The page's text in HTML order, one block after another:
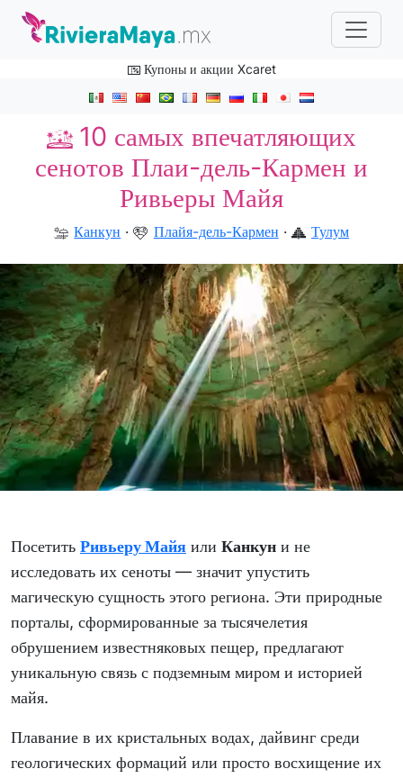
Купоны и акции Xcaret
10 самых впечатляющих
сенотов Плаи-дель-Кармен и
Ривьеры Майя
Канкун · Плайя-дель-Кармен · Тулум
Посетить Ривьеру Майя или Канкун и не
исследовать их сеноты — значит упустить
магическую сущность этого региона. Эти природные
порталы, сформированные за тысячелетия
обрушением известняковых пещер, предлагают
уникальную связь с подземным миром и историей
майя.
Плавание в их кристальных водах, дайвинг среди
геологических формаций или просто восхищение их